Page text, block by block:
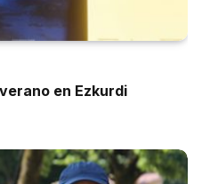
en Ezkurdi